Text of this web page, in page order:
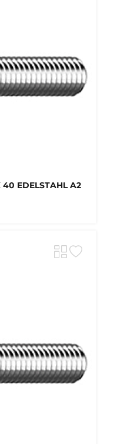
40 EDELSTAHL A2